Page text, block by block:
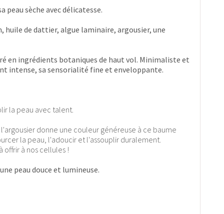
sèche avec délicatesse.
huile de dattier, algue laminaire, argousier, une
en ingrédients botaniques de haut vol. Minimaliste et
intense, sa sensorialité fine et enveloppante.
la peau avec talent.
l'argousier donne une couleur généreuse à ce baume
la peau, l'adoucir et l'assouplir duralement.
offrir à nos cellules !
peau douce et lumineuse.